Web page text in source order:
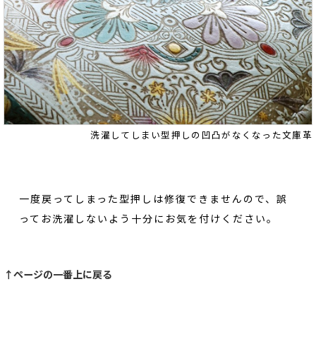
洗濯してしまい型押しの凹凸がなくなった文庫革
一度戻ってしまった型押しは修復できませんので、誤
ってお洗濯しないよう十分にお気を付けください。
↑ページの一番上に戻る